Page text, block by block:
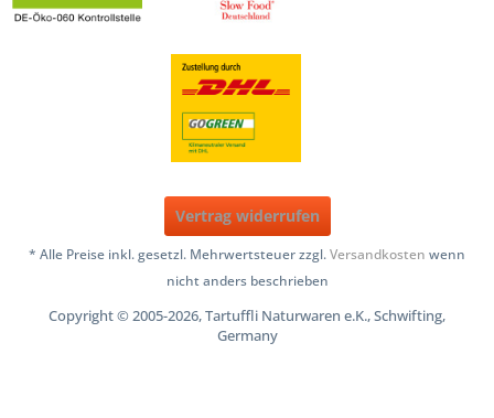
Vertrag widerrufen
* Alle Preise inkl. gesetzl. Mehrwertsteuer zzgl.Versandkosten wenn
nicht anders beschrieben
Copyright © 2005-2026, Tartuffli Naturwaren e.K., Schwifting,
Germany